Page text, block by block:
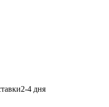
2-4 дня